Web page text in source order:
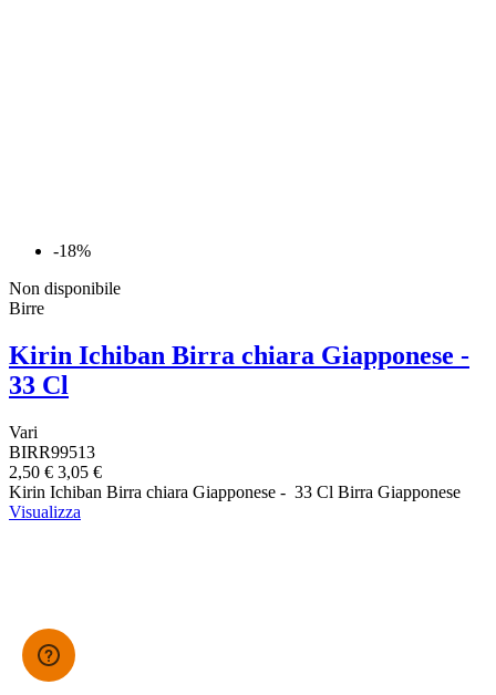
-18%
Non disponibile
Birre
Kirin Ichiban Birra chiara Giapponese -
33 Cl
Vari
BIRR99513
2,50 € 3,05 €
Kirin Ichiban Birra chiara Giapponese - 33 Cl Birra Giapponese
Visualizza